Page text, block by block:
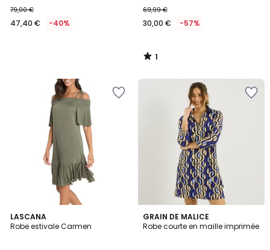
79,00 €
47,40 € -40%
69,99 €
30,00 € -57%
1
/
LASCANA
Robe estivale Carmen
GRAIN DE MALICE
Robe courte en maille imprimée